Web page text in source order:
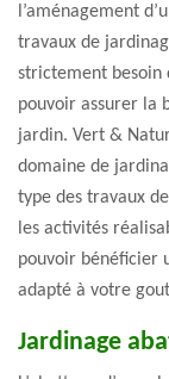
l’aménagement
travaux de
strictement besoin
pouvoir assurer la
jardin. Vert &
domaine de
type des travaux
les activités
pouvoir bénéficier
adapté à votre
Jardinage